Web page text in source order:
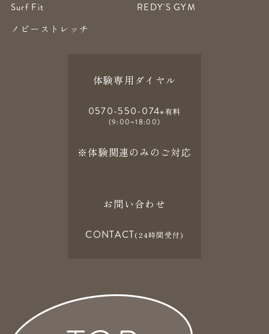
Surf Fit
REDY'S GYM
ノビーストレッチ
体験専用ダイヤル
0570-550-074※有料
(9:00~18:00)
※体験関連のみのご対応
お問い合わせ
CONTACT(24時間受付)